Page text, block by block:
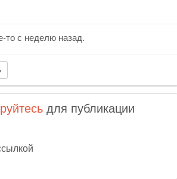
то с неделю назад.
для публикации